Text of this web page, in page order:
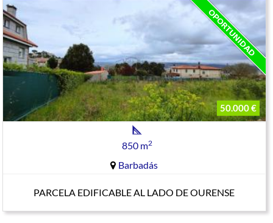
50.000 €
850 m2
Barbadás
PARCELA EDIFICABLE AL LADO DE OURENSE